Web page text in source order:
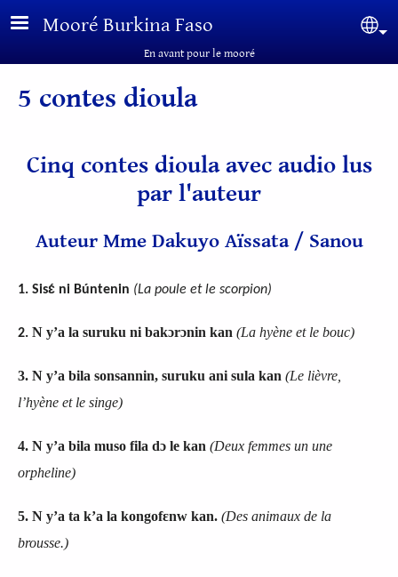
Aller au contenu principal
Mooré Burkina Faso
En avant pour le mooré
5 contes dioula
Cinq contes dioula avec audio lus
par l'auteur
Auteur Mme Dakuyo Aïssata / Sanou
1. Sisɛ́ ni Búntenin (La poule et le scorpion)
2. N y’a la suruku ni bakɔrɔnin kan (La hyène et le bouc)
3. N y’a bila sonsannin, suruku ani sula kan (Le lièvre,
l’hyène et le singe)
4. N y’a bila muso fila dɔ le kan (Deux femmes un une
orpheline)
5. N y’a ta k’a la kongofɛnw kan. (Des animaux de la
brousse.)